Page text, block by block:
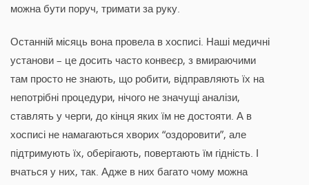
можна бути поруч, тримати за руку.
Останній місяць вона провела в хосписі. Наші медичні
установи – це досить часто конвеєр, з вмираючими
там просто не знають, що робити, відправляють їх на
непотрібні процедури, нічого не значущі аналізи,
ставлять у черги, до кінця яких їм не достояти. А в
хосписі не намагаються хворих “оздоровити”, але
підтримують їх, оберігають, повертають їм гідність. І
вчаться у них, так. Адже в них багато чому можна